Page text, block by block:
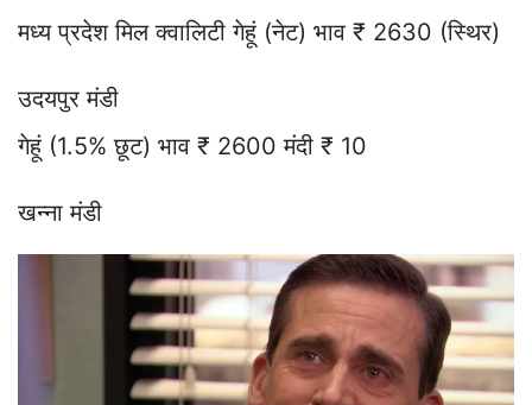
मध्य प्रदेश मिल क्वालिटी गेहूं (नेट) भाव ₹ 2630 (स्थिर)
उदयपुर मंडी
गेहूं (1.5% छूट) भाव ₹ 2600 मंदी ₹ 10
खन्ना मंडी